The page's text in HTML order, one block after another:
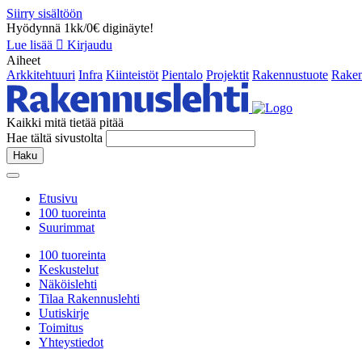
Siirry sisältöön
Hyödynnä 1kk/0€ diginäyte!
Lue lisää
Kirjaudu
Aiheet
Arkkitehtuuri Infra Kiinteistöt Pientalo Projektit Rakennustuote
Kaikki mitä tietää pitää
Hae tältä sivustolta
Haku
Etusivu
100 tuoreinta
Suurimmat
100 tuoreinta
Keskustelut
Näköislehti
Tilaa Rakennuslehti
Uutiskirje
Toimitus
Yhteystiedot